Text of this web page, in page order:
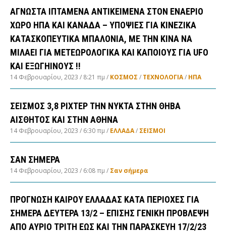
ΑΓΝΩΣΤΑ ΙΠΤΑΜΕΝΑ ΑΝΤΙΚΕΙΜΕΝΑ ΣΤΟΝ ΕΝΑΕΡΙΟ
ΧΩΡΟ ΗΠΑ ΚΑΙ ΚΑΝΑΔΑ – ΥΠΟΨΙΕΣ ΓΙΑ ΚΙΝΕΖΙΚΑ
ΚΑΤΑΣΚΟΠΕΥΤΙΚΑ ΜΠΑΛΟΝΙΑ, ΜΕ ΤΗΝ ΚΙΝΑ ΝΑ
ΜΙΛΑΕΙ ΓΙΑ ΜΕΤΕΩΡΟΛΟΓΙΚΑ ΚΑΙ ΚΑΠΟΙΟΥΣ ΓΙΑ UFO
ΚΑΙ ΕΞΩΓΗΙΝΟΥΣ !!
14 Φεβρουαρίου, 2023 8:21 πμ ΚΟΣΜΟΣ / ΤΕΧΝΟΛΟΓΙΑ/ ΗΠΑ
ΣΕΙΣΜΟΣ 3,8 ΡΙΧΤΕΡ ΤΗΝ ΝΥΚΤΑ ΣΤΗΝ ΘΗΒΑ
ΑΙΣΘΗΤΟΣ ΚΑΙ ΣΤΗΝ ΑΘΗΝΑ
14 Φεβρουαρίου, 2023 6:30 πμ ΕΛΛΑΔA/ ΣΕΙΣΜΟΙ
ΣΑΝ ΣΗΜΕΡΑ
14 Φεβρουαρίου, 2023 6:08 πμ Σαν σήμερα
ΠΡΟΓΝΩΣΗ ΚΑΙΡΟΥ ΕΛΛΑΔΑΣ ΚΑΤΑ ΠΕΡΙΟΧΕΣ ΓΙΑ
ΣΗΜΕΡΑ ΔΕΥΤΕΡΑ 13/2 – ΕΠΙΣΗΣ ΓΕΝΙΚΗ ΠΡΟΒΛΕΨΗ
ΑΠΟ ΑΥΡΙΟ ΤΡΙΤΗ ΕΩΣ ΚΑΙ ΤΗΝ ΠΑΡΑΣΚΕΥΗ 17/2/23